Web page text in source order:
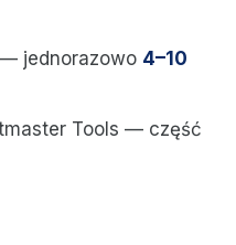
— jednorazowo 4–10
Tools — część